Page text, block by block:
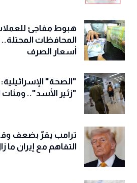
هبوط مفاجئ
المحافظات
أسعار الصرف
"زئير الأسد"..
ترامب يقرّ بضعف
التفاهم مع إيران ما